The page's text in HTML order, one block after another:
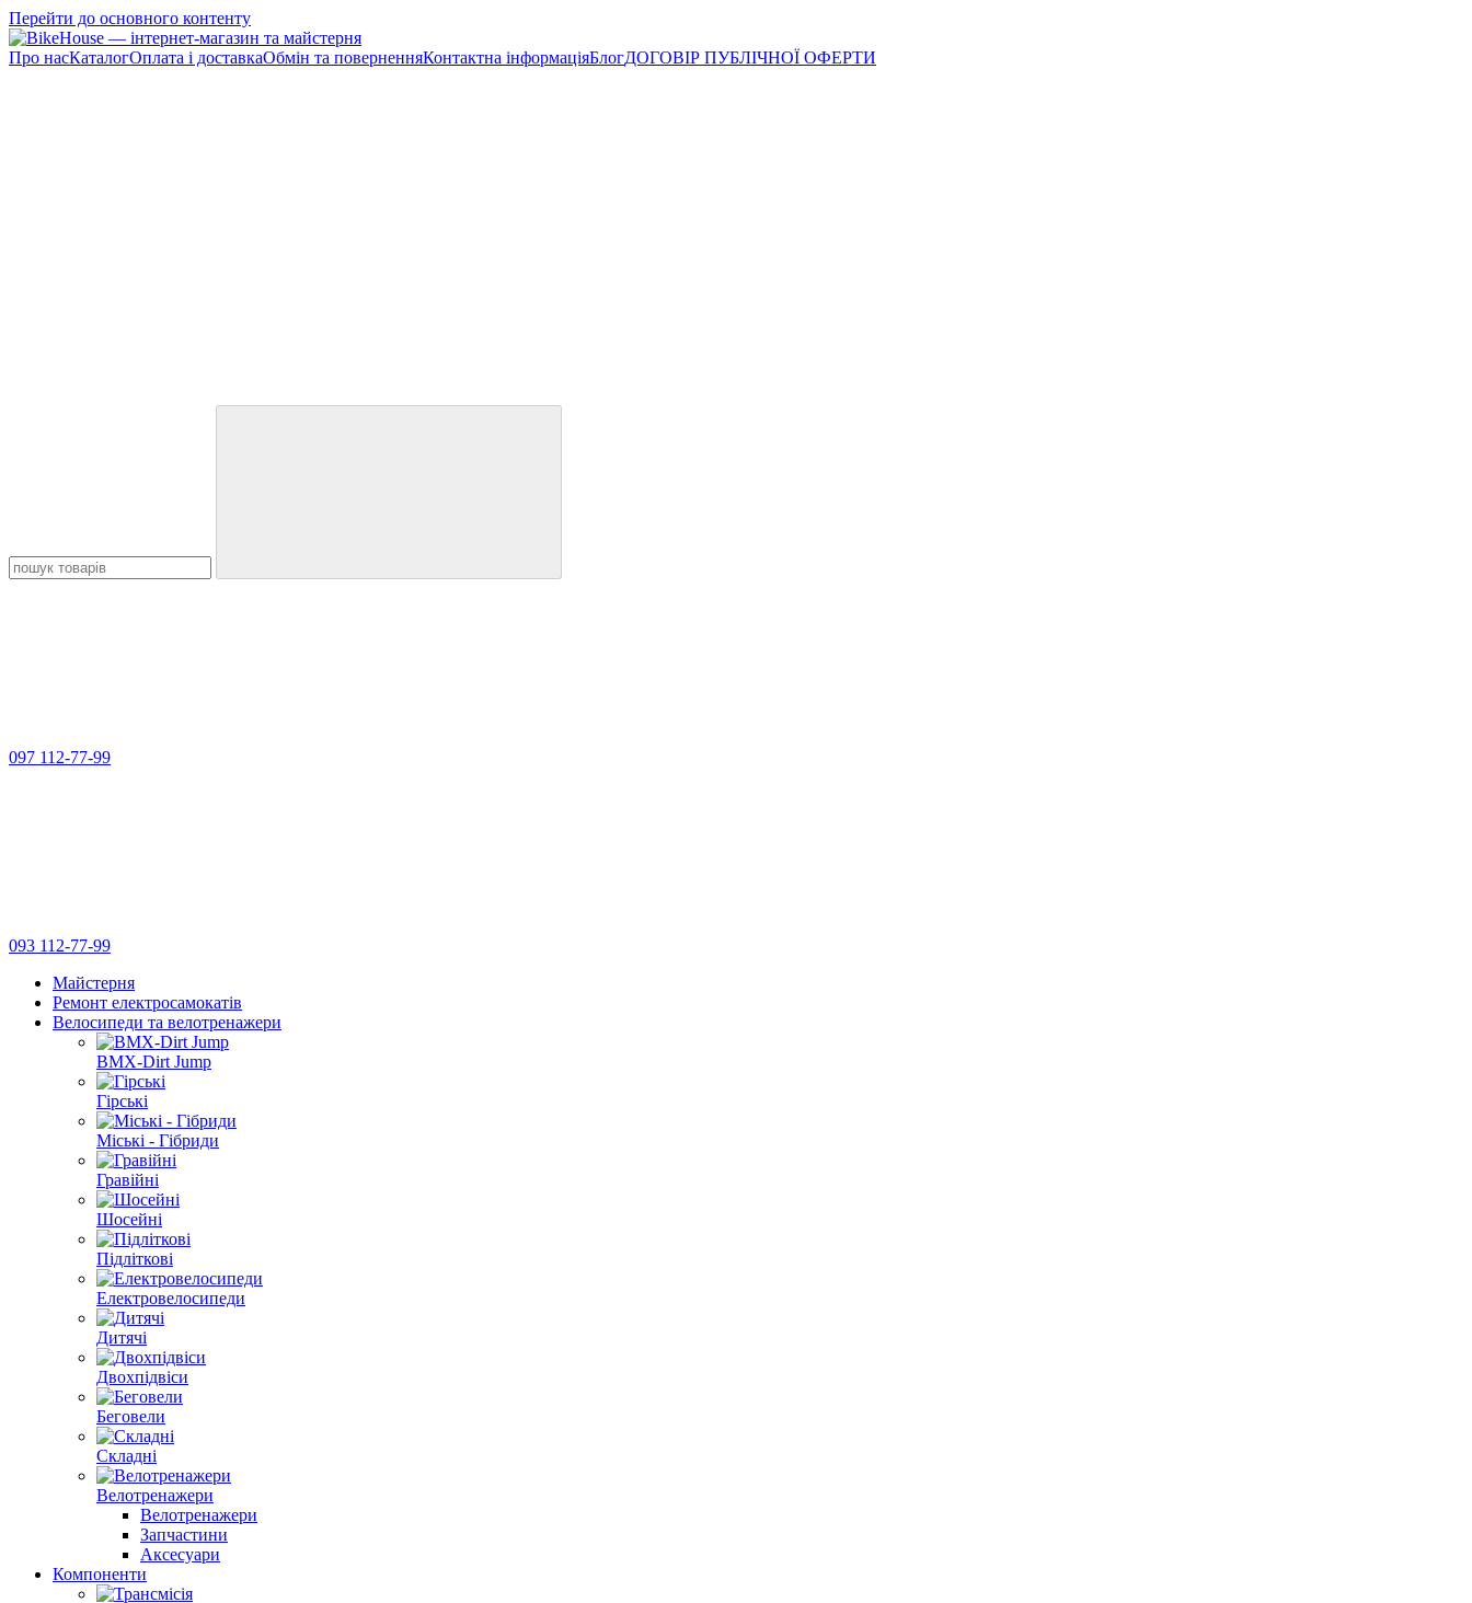
Перейти до основного контенту
Про насКаталогОплата і доставкаОбмін та поверненняКонтактна інформаціяБлогДОГОВІР ПУБЛІЧНОЇ ОФЕРТИ
097 112-77-99
093 112-77-99
Майстерня
Ремонт електросамокатів
Велосипеди та велотренажери
BMX-Dirt Jump
Гірські
Міські - Гібриди
Гравійні
Шосейні
Підліткові
Електровелосипеди
Дитячі
Двохпідвіси
Беговели
Складні
Велотренажери
Велотренажери
Запчастини
Аксесуари
Компоненти